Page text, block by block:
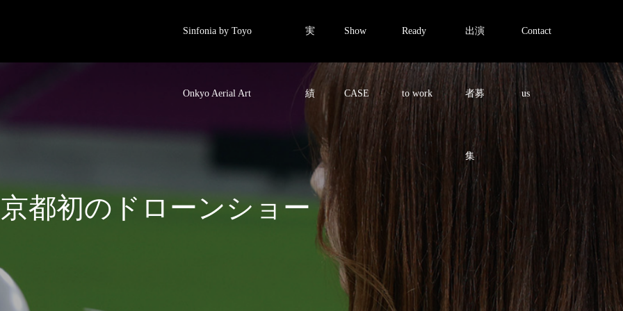
Sinfonia by Toyo
Onkyo Aerial Art
実
績
Show
CASE
Ready
to work
出演
者募
集
Contact
us
初のドロ ー ン ショー運 営会社